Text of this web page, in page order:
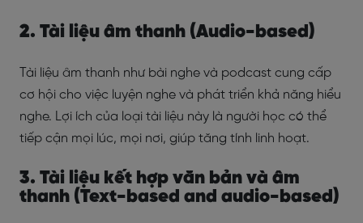
2. Tài liệu âm thanh (Audio-based)
Tài liệu âm thanh như bài nghe và podcast cung cấp
cơ hội cho việc luyện nghe và phát triển khả năng hiểu
nghe. Lợi ích của loại tài liệu này là người học có thể
tiếp cận mọi lúc, mọi nơi, giúp tăng tính linh hoạt.
3. Tài liệu kết hợp văn bản và âm
thanh (Text-based and audio-based)